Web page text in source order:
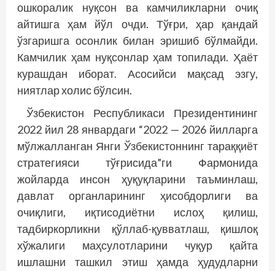
ошкоралик нуқсон ва камчиликларни очиқ
айтишга ҳам йўл очди. Тўғри, ҳар қандай
ўзгаришга осонлик билан эришиб бўлмайди.
Камчилик ҳам нуқсонлар ҳам топилади. Ҳаёт
курашдан иборат. Асосийси мақсад эзгу,
ниятлар холис бўлсин.
Ўзбекистон Республикаси Президентининг
2022 йил 28 январдаги “2022 — 2026 йилларга
мўлжалланган Янги Ўзбекистоннинг тараққиёт
стратегияси тўғрисида”ги Фармонида
жойларда инсон ҳуқуқларини таъминлаш,
давлат органларининг ҳисобдорлиги ва
очиқлиги, иқтисодиётни ислоҳ қилиш,
тадбиркорликни қўллаб-қувватлаш, қишлоқ
хўжалиги маҳсулотларини чуқур қайта
ишлашни ташкил этиш ҳамда ҳудудларни